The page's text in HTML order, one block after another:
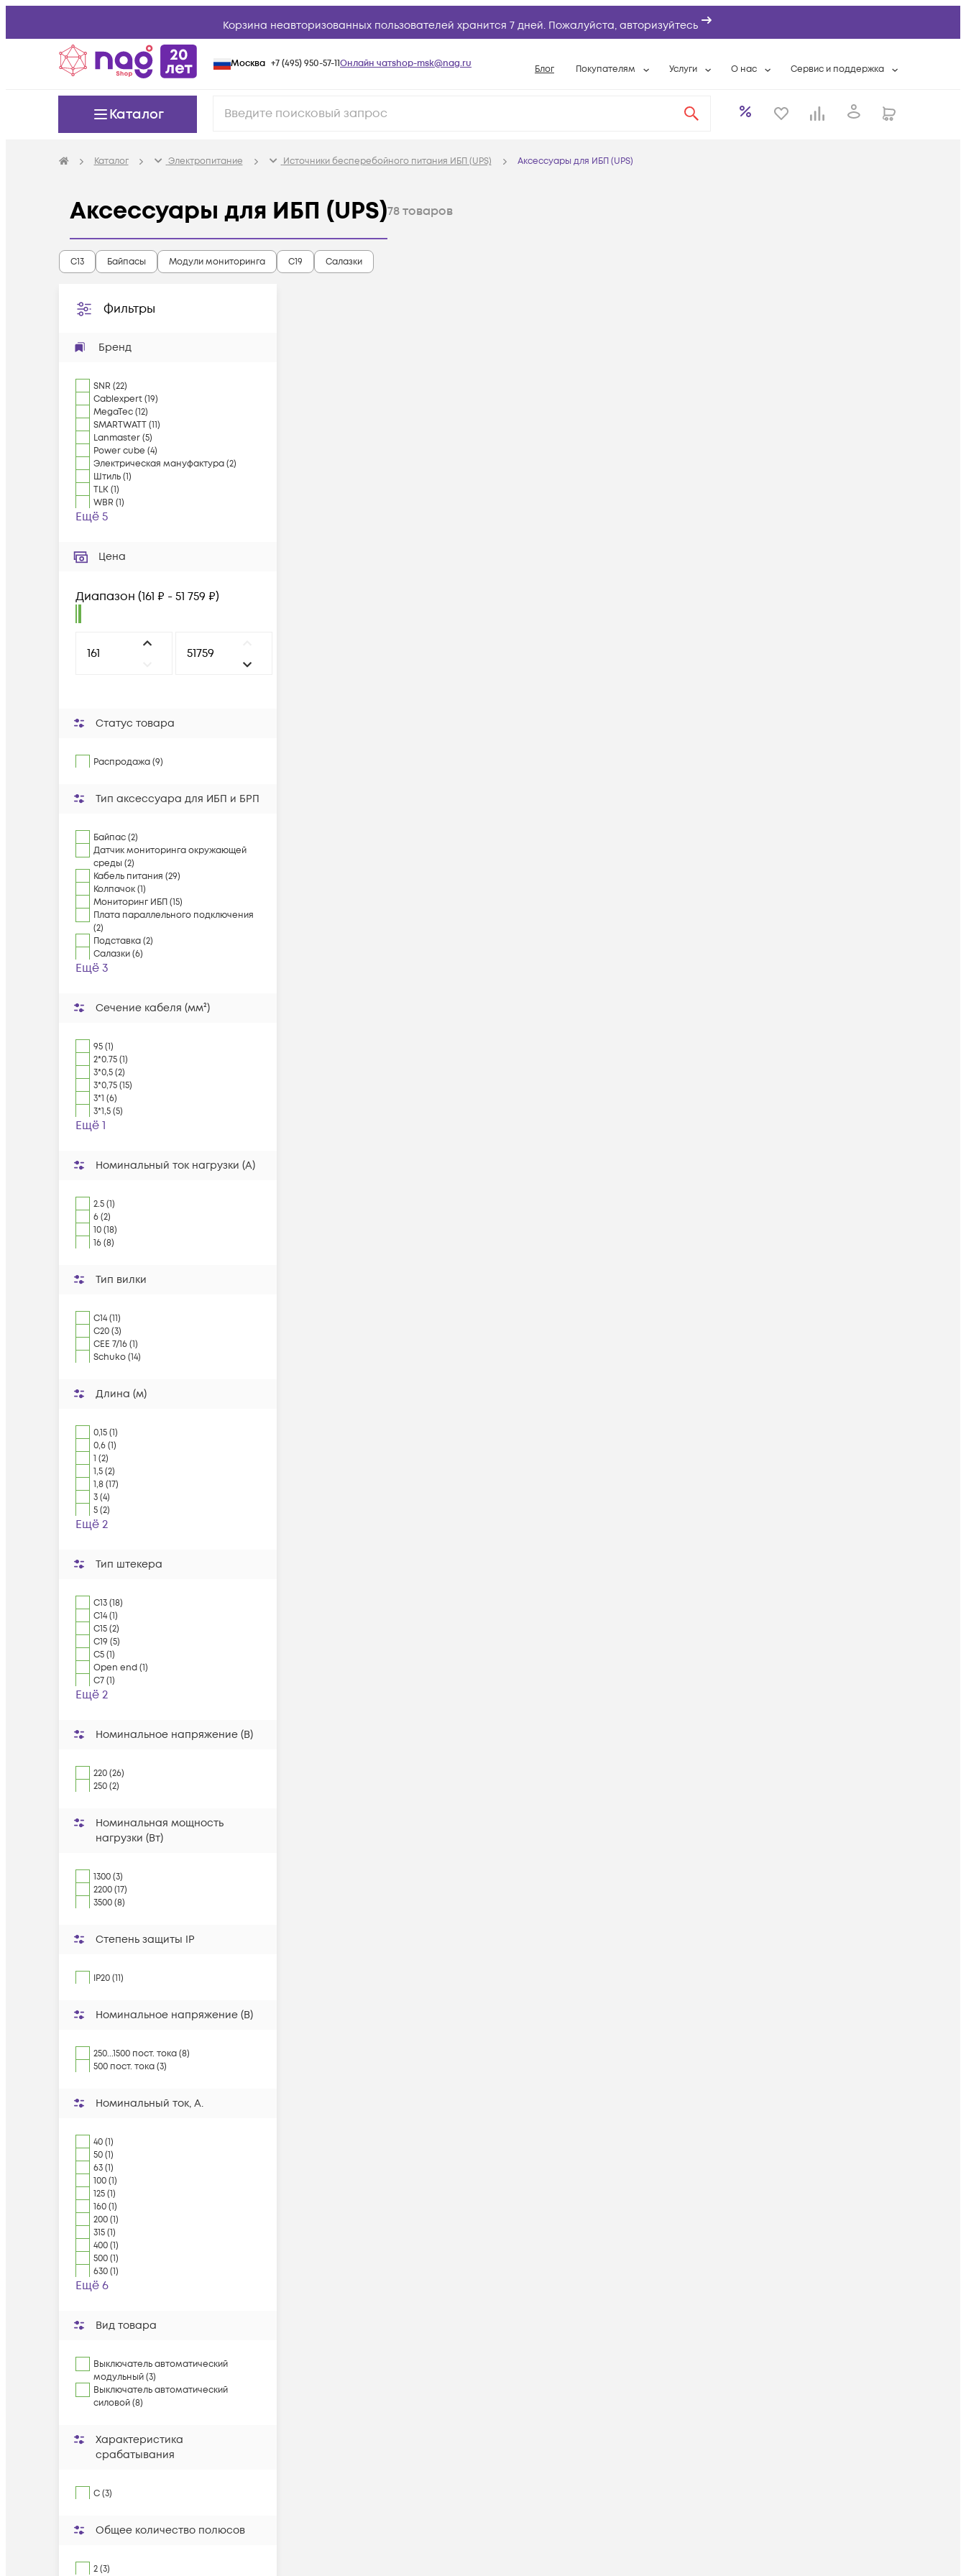
Корзина неавторизованных пользователей хранится 7 дней. Пожалуйста, авторизуйтесь
Москва +7 (495) 950-57-11Онлайн чатshop-msk@nag.ru Блог Покупателям
Условия доставки
Услуги
Системная интеграция
О нас
Контактная информация
Сервис и поддержка
Контакты сервисных центров
Каталог
Каталог Электропитание Источники бесперебойного питания ИБП (UPS) Аксессуары для ИБП (UPS)
Аксессуары для ИБП (UPS)78товаров
Фильтры
Бренд
SNR (22)
Cablexpert(19)
MegaTec(12)
SMARTWATT(11)
Lanmaster(5)
Power cube (4)
Электрическая мануфактура(2)
Штиль(1)
TLK(1)
WBR (1)
Ещё 5
Цена
Диапазон (161 ₽ - 51 759 ₽)
Статус товара
Распродажа (9)
Тип аксессуара для ИБП и БРП
Байпас (2)
Датчик мониторинга окружающей
среды (2)
Кабель питания (29)
Колпачок (1)
Мониторинг ИБП (15)
Плата параллельного подключения
(2)
Подставка (2)
Салазки (6)
Ещё 3
Сечение кабеля (мм²)
95 (1)
2*0.75 (1)
3*0,5 (2)
3*0,75 (15)
3*1 (6)
3*1,5 (5)
Ещё 1
Номинальный ток нагрузки (А)
2.5 (1)
6 (2)
10 (18)
16 (8)
Тип вилки
C14 (11)
C20 (3)
CEE 7/16 (1)
Schuko (14)
Длина (м)
0,15 (1)
0,6 (1)
1 (2)
1,5 (2)
1,8 (17)
3 (4)
5 (2)
Ещё 2
Тип штекера
C13 (18)
C14 (1)
C15 (2)
C19 (5)
C5 (1)
Open end (1)
С7 (1)
Ещё 2
Номинальное напряжение (В)
220 (26)
250 (2)
Номинальная мощность
нагрузки (Вт)
1300 (3)
2200 (17)
3500 (8)
Степень защиты IP
IP20 (11)
Номинальное напряжение (В)
250...1500 пост. тока (8)
500 пост. тока (3)
Номинальный ток, А.
40 (1)
50 (1)
63 (1)
100 (1)
125 (1)
160 (1)
200 (1)
315 (1)
400 (1)
500 (1)
630 (1)
Ещё 6
Вид товара
Выключатель автоматический
модульный (3)
Выключатель автоматический
силовой (8)
Характеристика
срабатывания
C (3)
Общее количество полюсов
2 (3)
C13 Байпасы Модули мониторинга С19 Салазки